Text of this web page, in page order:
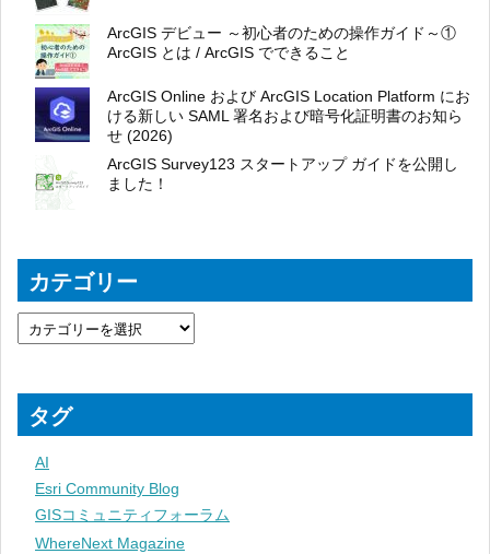
ArcGIS デビュー ～初心者のための操作ガイド～①
ArcGIS とは / ArcGIS でできること
ArcGIS Online および ArcGIS Location Platform にお
ける新しい SAML 署名および暗号化証明書のお知ら
せ (2026)
ArcGIS Survey123 スタートアップ ガイドを公開し
ました！
カテゴリー
タグ
AI
Esri Community Blog
GISコミュニティフォーラム
WhereNext Magazine